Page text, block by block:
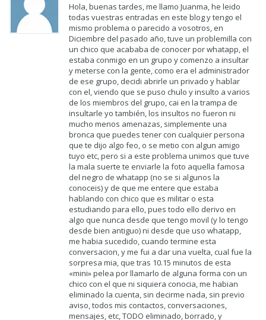
Hola, buenas tardes, me llamo Juanma, he leido
todas vuestras entradas en este blog y tengo el
mismo problema o parecido a vosotros, en
Diciembre del pasado año, tuve un problemilla con
un chico que acababa de conocer por whatapp, el
estaba conmigo en un grupo y comenzo a insultar
y meterse con la gente, como era el administrador
de ese grupo, decidi abrirle un privado y hablar
con el, viendo que se puso chulo y insulto a varios
de los miembros del grupo, cai en la trampa de
insultarle yo también, los insultos no fueron ni
mucho menos amenazas, simplemente una
bronca que puedes tener con cualquier persona
que te dijo algo feo, o se metio con algun amigo
tuyo etc, pero si a este problema unimos que tuve
la mala suerte te enviarle la foto aquella famosa
del negro de whatapp (no se si algunos la
conoceis) y de que me entere que estaba
hablando con chico que es militar o esta
estudiando para ello, pues todo ello derivo en
algo que nunca desde que tengo movil (y lo tengo
desde bien antiguo) ni desde que uso whatapp,
me habia sucedido, cuando termine esta
conversacion, y me fui a dar una vuelta, cual fue la
sorpresa mia, que tras 10.15 minutos de esta
«mini» pelea por llamarlo de alguna forma con un
chico con el que ni siquiera conocia, me habian
eliminado la cuenta, sin decirme nada, sin previo
aviso, todos mis contactos, conversaciones,
mensajes, etc, TODO eliminado, borrado, y